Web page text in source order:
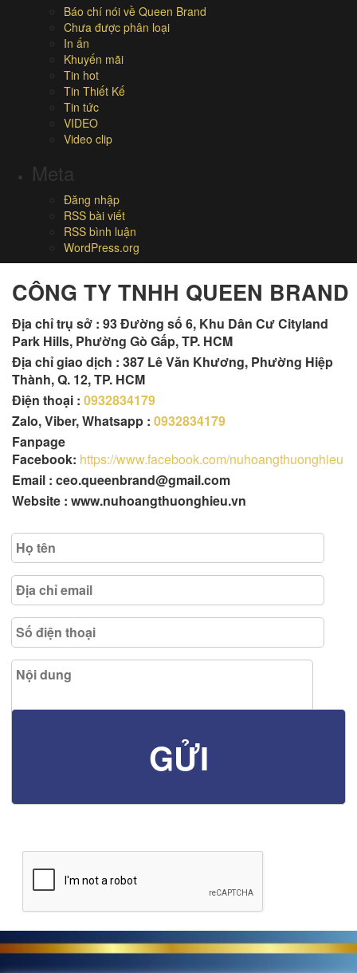
Báo chí nói về Queen Brand
Chưa được phân loại
In ấn
Khuyến mãi
Tin hot
Tin Thiết Kế
Tin tức
VIDEO
Video clip
Meta
Đăng nhập
RSS bài viết
RSS bình luận
WordPress.org
CÔNG TY TNHH QUEEN BRAND
Địa chỉ trụ sở : 93 Đường số 6, Khu Dân Cư Cityland
Park Hills, Phường Gò Gấp, TP. HCM
Địa chỉ giao dịch : 387 Lê Văn Khương, Phường Hiệp
Thành, Q. 12, TP. HCM
Điện thoại : 0932834179
Zalo, Viber, Whatsapp : 0932834179
Fanpage
Facebook: https://www.facebook.com/nuhoangthuonghieu
Email : ceo.queenbrand@gmail.com
Website : www.nuhoangthuonghieu.vn